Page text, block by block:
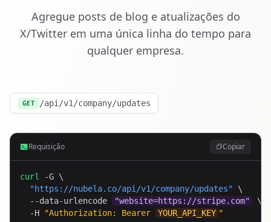
Agregue posts de blog e atualizações do
X/Twitter em uma única linha do tempo para
qualquer empresa.
GET /api/v1/company/updates
Requisição Copiar
curl
-G \
"https://nubela.co/api/v1/company/updates" \
  --data-urlencode
"website=https://stripe.com"
\
  -H
"Authorization: Bearer YOUR_API_KEY "